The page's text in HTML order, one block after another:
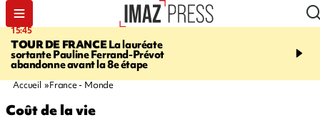
15:45
TOUR DE FRANCELa lauréate
sortante Pauline Ferrand-Prévot
abandonne avant la 8e étape
20:17
routière, concours de
Accueil France - Monde
Coût de la vie